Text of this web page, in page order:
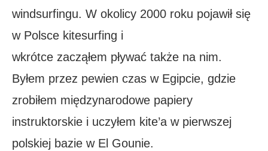
windsurfingu. W okolicy 2000 roku pojawił się
w Polsce kitesurfing i
wkrótce zacząłem pływać także na nim.
Byłem przez pewien czas w Egipcie, gdzie
zrobiłem międzynarodowe papiery
instruktorskie i uczyłem kite’a w pierwszej
polskiej bazie w El Gounie.